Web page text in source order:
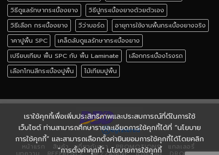
วิธีดูแลรักษากระเบื้องยาง
วิธีปูกระเบื้องยางด้วยตัวเอง
วิธีเลือก กระเบื้องยาง
วีว่าบอร์ด
อายุการใช้งานพื้นกระเบื้องยางจริง
าคาปูพื้น SPC
เคล็ดลับดูแลรักษากระเบื้องยาง
เปรียบเทียบ พื้น SPC กับ พื้น Laminate
เลือกกระเบื้องโรงรถ
เลือกโทนสีกระเบื้องปูพื้น
ไม้เทียมปูพื้น
หน้าแรก สินค้า เกี่ยวกับเรา PROMOTIONS แกลเลอรี่
เราใช้คุกกี้เพื่อเพิ่มประสิทธิภาพและประสบการณ์ที่ดีในการใช้
เว็บไซต์ ท่านสามารถศึกษารายละเอียดการใช้คุกกี้ได้ที่ “นโยบาย
การใช้คุกกี้” และสามารถเลือกตั้งค่ายินยอมการใช้คุกกี้ได้โดยคลิก
“การตั้งค่าคุกกี้” นโยบายการใช้คุกกี้